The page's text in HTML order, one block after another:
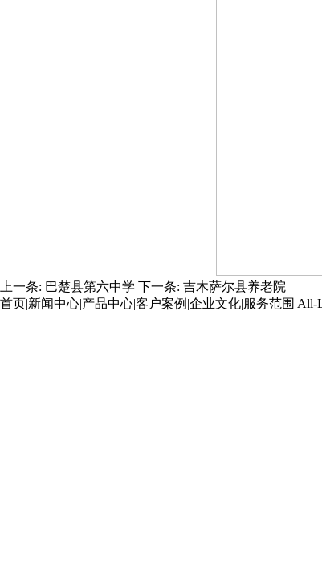
上一条: 巴楚县第六中学 下一条: 吉木萨尔县养老院
首页|新闻中心|产品中心|客户案例 |企业文化|服务范围 |All-